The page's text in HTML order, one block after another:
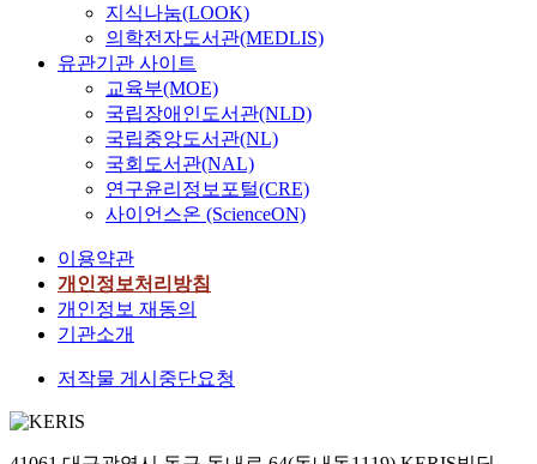
지식나눔(LOOK)
의학전자도서관(MEDLIS)
유관기관 사이트
교육부(MOE)
국립장애인도서관(NLD)
국립중앙도서관(NL)
국회도서관(NAL)
연구윤리정보포털(CRE)
사이언스온 (ScienceON)
이용약관
개인정보처리방침
개인정보 재동의
기관소개
저작물 게시중단요청